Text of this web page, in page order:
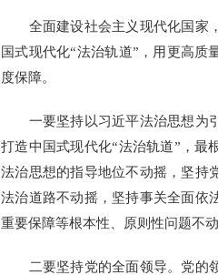
全面建设社会主义现代化国家，
国式现代化“法治轨道”，用更高
度保障。
一要坚持以习近平法治思想为引
打造中国式现代化“法治轨道”，最
法治思想的指导地位不动摇，坚持
法治道路不动摇，坚持事关全面依
重要保障等根本性、原则性问题不
二要坚持党的全面领导。党的领